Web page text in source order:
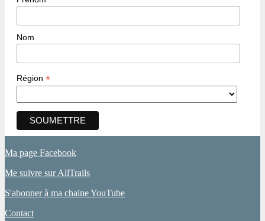
Nom
Région *
Ma page Facebook
Me suivre sur AllTrails
S'abonner à ma chaine YouTube
Contact